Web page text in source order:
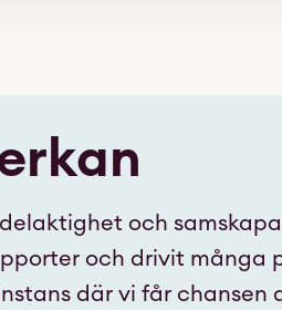
och
och drivit många
där vi får